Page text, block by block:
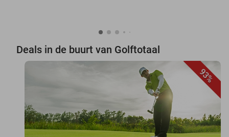
Deals in de buurt van Golftotaal
93%